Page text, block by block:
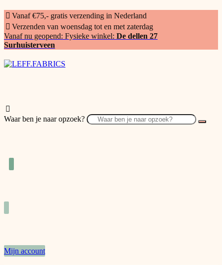
Vanaf €75,- gratis verzending in Nederland
Verzenden van woensdag tot en met zaterdag
Vanaf nu geopend: Fysieke winkel: De dellen 27
Surhuisterveen
Waar ben je naar opzoek?
Mijn account